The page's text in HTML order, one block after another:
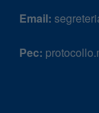
Email:
Pec: